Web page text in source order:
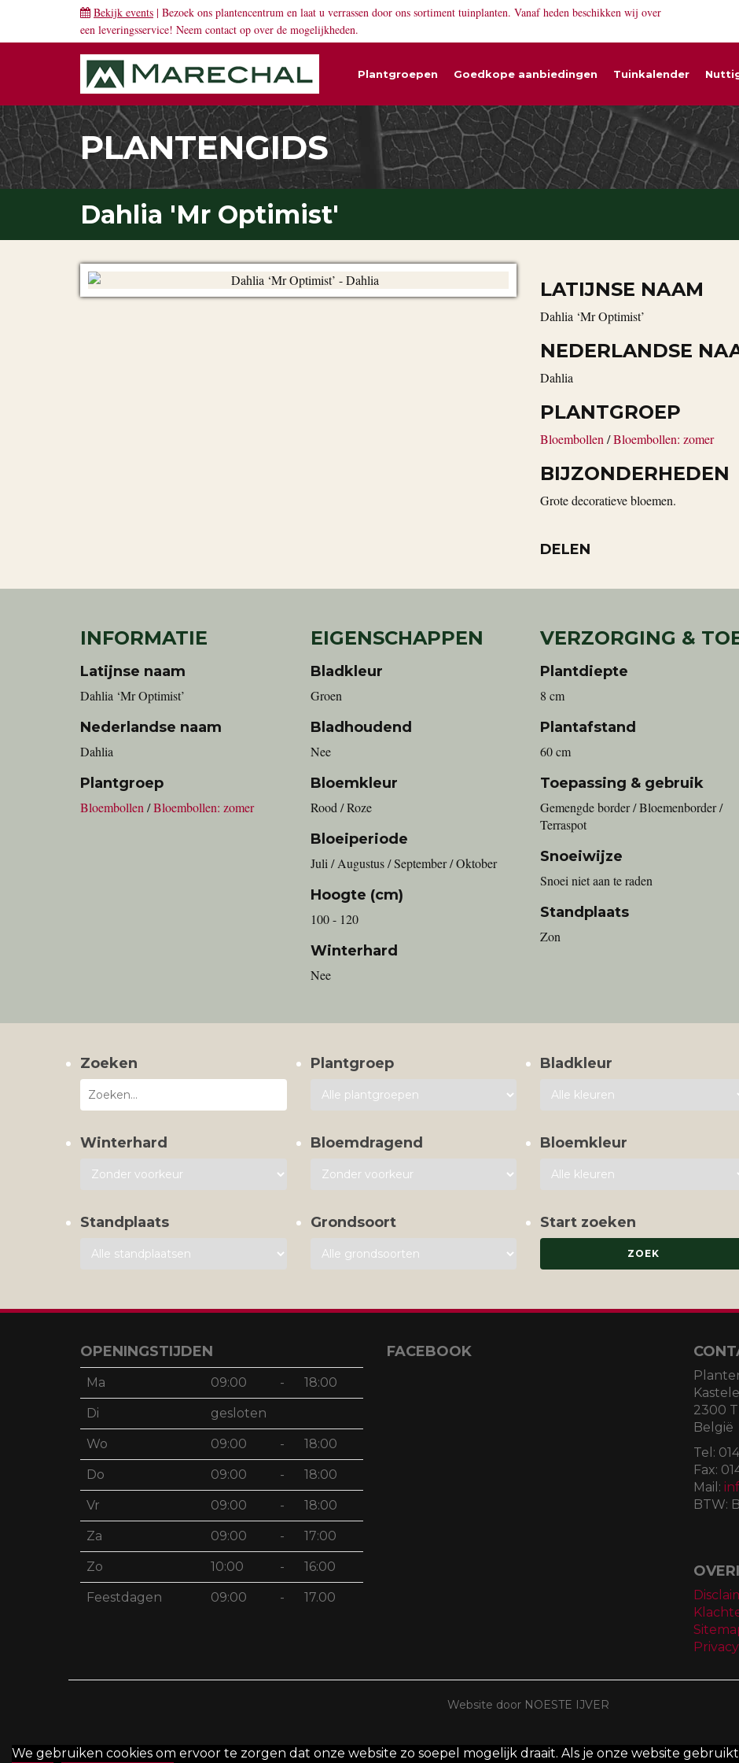
Bekijk events | Bezoek ons plantencentrum en laat u verrassen door ons sortiment tuinplanten. Vanaf heden beschikken wij over
een leveringsservice! Neem contact op over de mogelijkheden.
Plantgroepen Goedkope aanbiedingen Tuinkalender
PLANTENGIDS
Dahlia 'Mr Optimist'
LATIJNSE NAAM
Dahlia ‘Mr Optimist’
NEDERLANDSE
Dahlia
PLANTGROEP
Bloembollen /Bloembollen: zomer
BIJZONDERHEDEN
Grote decoratieve bloemen.
DELEN
INFORMATIE
Latijnse naam
Dahlia ‘Mr Optimist’
Nederlandse naam
Dahlia
Plantgroep
Bloembollen /Bloembollen: zomer
EIGENSCHAPPEN
Bladkleur
Groen
Bladhoudend
Nee
Bloemkleur
Rood / Roze
Bloeiperiode
Juli / Augustus / September / Oktober
Hoogte (cm)
100 - 120
Winterhard
Nee
VERZORGING &
Plantdiepte
8 cm
Plantafstand
60 cm
Toepassing & gebruik
Gemengde border / Bloemenborder /
Terraspot
Snoeiwijze
Snoei niet aan te raden
Standplaats
Zon
Zoeken Plantgroep Bladkleur
Winterhard Bloemdragend Bloemkleur
Standplaats Grondsoort Start zoeken
OPENINGSTIJDEN
Ma 09:00 - 18:00
Di gesloten
Wo 09:00 - 18:00
Do 09:00 - 18:00
Vr 09:00 - 18:00
Za 09:00 - 17:00
Zo 10:00 - 16:00
Feestdagen 09:00 - 17.00
FACEBOOK
2300
België
Tel:
Fax:
Mail:
BTW:
Website door NOESTE IJVER
We gebruiken cookies om ervoor te zorgen dat onze website zo soepel mogelijk draait. Als je onze website